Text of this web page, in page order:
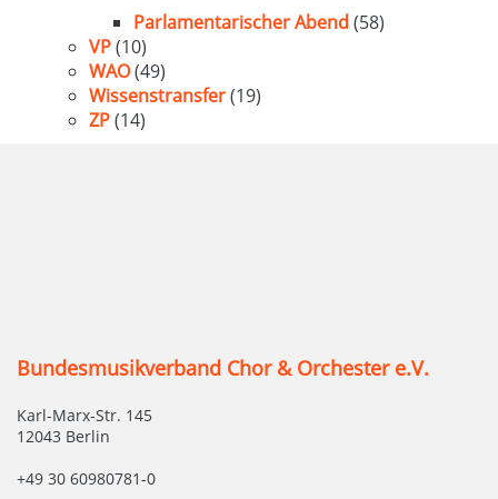
Parlamentarischer Abend (58)
VP(10)
WAO(49)
Wissenstransfer(19)
ZP(14)
Bundesmusikverband Chor & Orchester e.V.
Karl-Marx-Str. 145
12043 Berlin
+49 30 60980781-0